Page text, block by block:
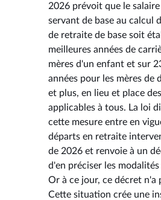
2026 prévoit que le
servant de base au calcul
de retraite de base soit
meilleures années de
mères d'un enfant et sur
années pour les mères de
et plus, en lieu et place
applicables à tous. La loi
cette mesure entre en
départs en retraite
de 2026 et renvoie à un
d'en préciser les
Or à ce jour, ce décret n'a
Cette situation crée une